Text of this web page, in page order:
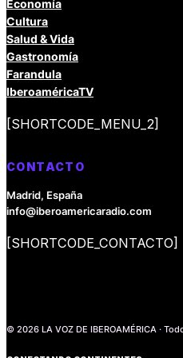
Economía
Cultura
Salud & Vida
Gastronomía
Farandula
IberoaméricaTV
[SHORTCODE_MENU_2]
CONTACTO
Madrid, España
info@iberoamericaradio.com
[SHORTCODE_CONTACTO]
© 2026 LA VOZ DE IBEROAMÉRICA ·